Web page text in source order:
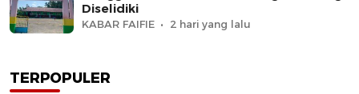
Diselidiki
KABAR FAIFIE 2 hari yang lalu
TERPOPULER